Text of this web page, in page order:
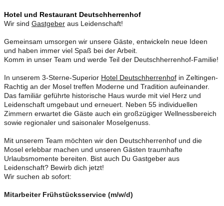
Hotel und Restaurant Deutschherrenhof
Wir sind Gastgeber aus Leidenschaft!
Gemeinsam umsorgen wir unsere Gäste, entwickeln neue Ideen
und haben immer viel Spaß bei der Arbeit.
Komm in unser Team und werde Teil der Deutschherrenhof-Familie!
In unserem 3-Sterne-Superior Hotel Deutschherrenhof in Zeltingen-
Rachtig an der Mosel treffen Moderne und Tradition aufeinander.
Das familiär geführte historische Haus wurde mit viel Herz und
Leidenschaft umgebaut und erneuert. Neben 55 individuellen
Zimmern erwartet die Gäste auch ein großzügiger Wellnessbereich
sowie regionaler und saisonaler Moselgenuss.
Mit unserem Team möchten wir den Deutschherrenhof und die
Mosel erlebbar machen und unseren Gästen traumhafte
Urlaubsmomente bereiten. Bist auch Du Gastgeber aus
Leidenschaft? Bewirb dich jetzt!
Wir suchen ab sofort:
Mitarbeiter Frühstücksservice (m/w/d)